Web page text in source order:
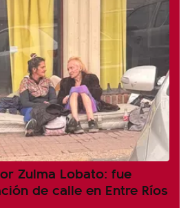
Zulma Lobato: fue
de calle en Entre Ríos